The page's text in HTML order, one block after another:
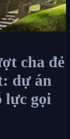
cha đẻ
dự án
lực gọi